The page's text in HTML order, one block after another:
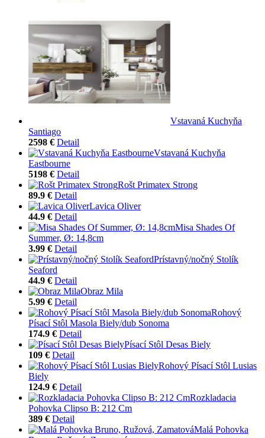
Vstavaná Kuchyňa
Santiago
2598 € Detail
Vstavaná Kuchyňa
Eastbourne
5198 € Detail
Rošt Primatex Strong
89.9 € Detail
Lavica Oliver
44.9 € Detail
Misa Shades Of
Summer, Ø: 14,8cm
3.99 € Detail
Prístavný/nočný Stolík
Seaford
44.9 € Detail
Obraz Mila
5.99 € Detail
Rohový
Písací Stôl Masola Biely/dub Sonoma
174.9 € Detail
Písací Stôl Desas Biely
109 € Detail
Rohový Písací Stôl Lusias
Biely
124.9 € Detail
Rozkladacia
Pohovka Clipso B: 212 Cm
389 € Detail
Malá Pohovka